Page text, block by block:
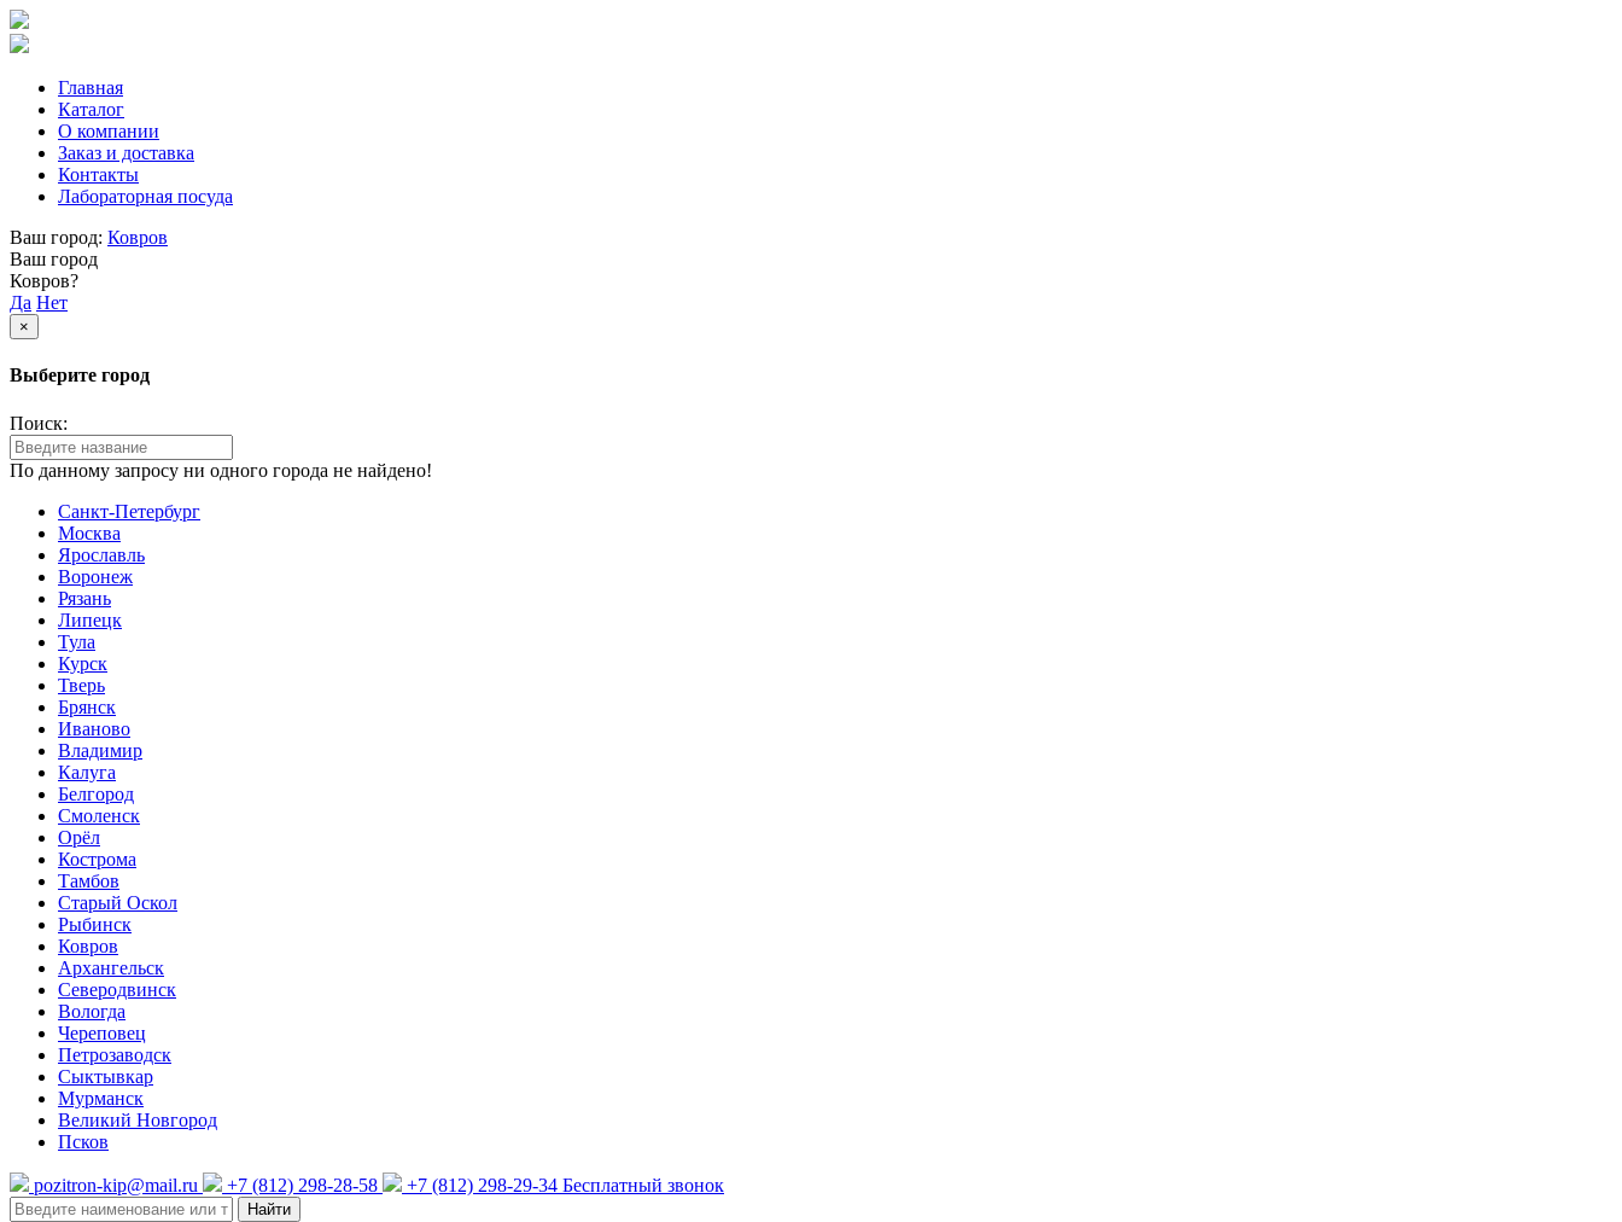
Главная
Каталог
О компании
Заказ и доставка
Контакты
Лабораторная посуда
Ваш город: Ковров
Ваш город
Ковров?
Да Нет
×
Выберите город
Поиск:
По данному запросу ни одного города не найдено!
Санкт-Петербург
Москва
Ярославль
Воронеж
Рязань
Липецк
Тула
Курск
Тверь
Брянск
Иваново
Владимир
Калуга
Белгород
Смоленск
Орёл
Кострома
Тамбов
Старый Оскол
Рыбинск
Ковров
Архангельск
Северодвинск
Вологда
Череповец
Петрозаводск
Сыктывкар
Мурманск
Великий Новгород
Псков
pozitron-kip@mail.ru +7 (812) 298-28-58 +7 (812) 298-29-34 Бесплатный звонок
Найти